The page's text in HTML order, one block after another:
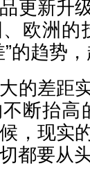
更新升
欧洲的
的趋势，
的差距
断抬高
，现实
都要从头